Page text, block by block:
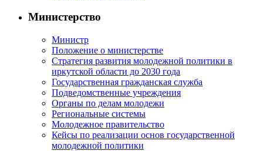
Министерство
Министр
Положение о министерстве
Стратегия развития молодежной политики в
иркутской области до 2030 года
Государственная гражданская служба
Подведомственные учреждения
Органы по делам молодежи
Региональные системы
Молодежное правительство
Кейсы по реализации основ государственной
молодежной политики